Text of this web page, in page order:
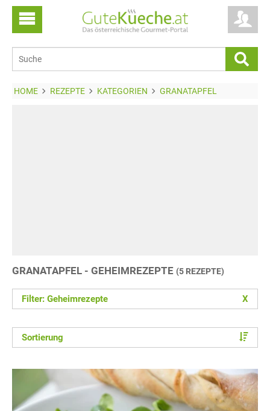
HOME REZEPTE KATEGORIEN GRANATAPFEL
GRANATAPFEL - GEHEIMREZEPTE (5 REZEPTE)
Filter: Geheimrezepte X
Sortierung